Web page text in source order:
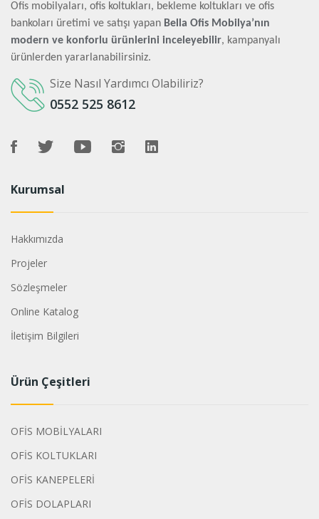
Ofis mobilyaları, ofis koltukları, bekleme koltukları ve ofis
bankoları üretimi ve satışı yapan Bella Ofis Mobilya’nın
modern ve konforlu ürünlerini inceleyebilir, kampanyalı
ürünlerden yararlanabilirsiniz.
Size Nasıl Yardımcı Olabiliriz?
0552 525 8612
Kurumsal
Hakkımızda
Projeler
Sözleşmeler
Online Katalog
İletişim Bilgileri
Ürün Çeşitleri
OFİS MOBİLYALARI
OFİS KOLTUKLARI
OFİS KANEPELERİ
OFİS DOLAPLARI